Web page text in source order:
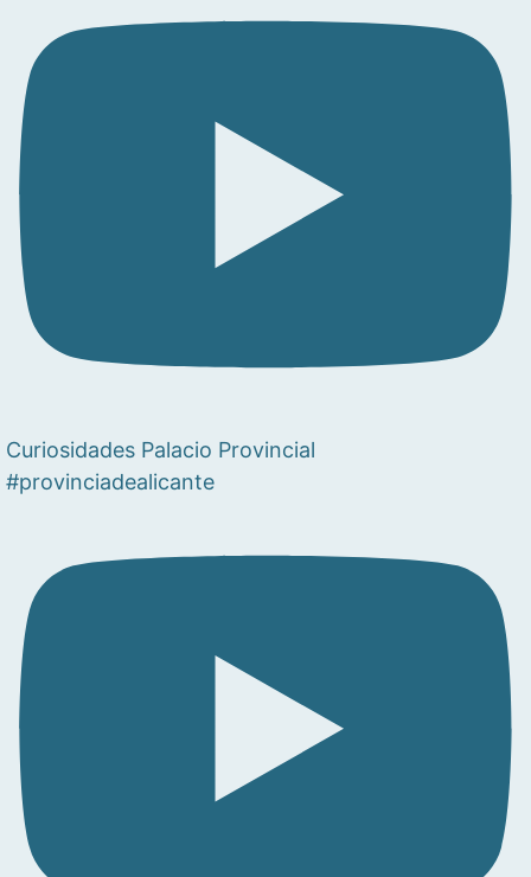
Curiosidades Palacio Provincial
#provinciadealicante